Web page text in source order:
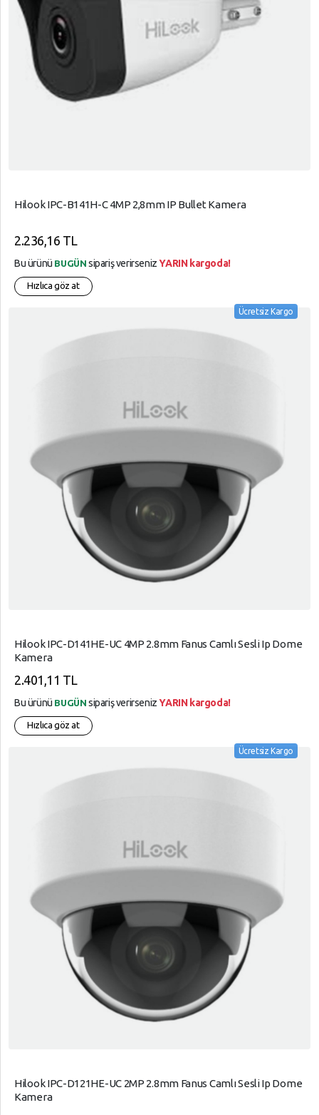
Hilook IPC-B141H-C 4MP 2,8mm IP Bullet Kamera
2.236,16 TL
Bu ürünü BUGÜN sipariş verirsenizYARIN kargoda!
Hızlıca göz at
Ücretsiz Kargo
Hilook IPC-D141HE-UC 4MP 2.8mm Fanus Camlı Sesli Ip Dome
Kamera
2.401,11 TL
Bu ürünü BUGÜN sipariş verirsenizYARIN kargoda!
Hızlıca göz at
Ücretsiz Kargo
Hilook IPC-D121HE-UC 2MP 2.8mm Fanus Camlı Sesli Ip Dome
Kamera